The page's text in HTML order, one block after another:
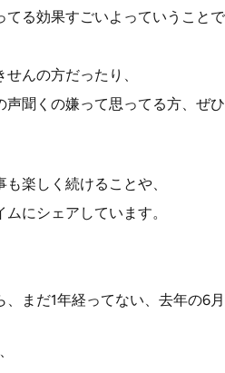
る効果すごいよっていうことで
んの方だったり、
聞くの嫌って思ってる方、ぜ
楽しく続けることや、
にシェアしています。
まだ1年経ってない、去年の6